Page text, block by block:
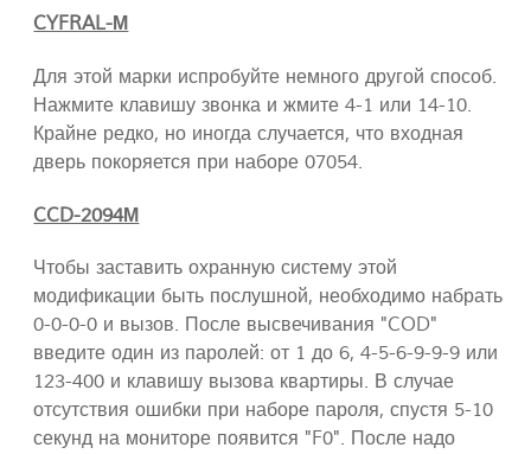
CYFRAL-М
Для этой марки испробуйте немного другой способ.
Нажмите клавишу звонка и жмите 4-1 или 14-10.
Крайне редко, но иногда случается, что входная
дверь покоряется при наборе 07054.
CCD-2094М
Чтобы заставить охранную систему этой
модификации быть послушной, необходимо набрать
0-0-0-0 и вызов. После высвечивания "COD"
введите один из паролей: от 1 до 6, 4-5-6-9-9-9 или
123-400 и клавишу вызова квартиры. В случае
отсутствия ошибки при наборе пароля, спустя 5-10
секунд на мониторе появится "F0". После надо